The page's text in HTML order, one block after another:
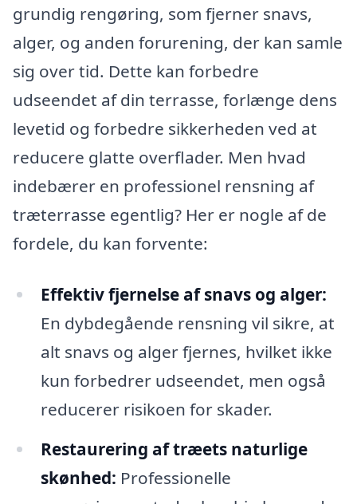
grundig rengøring, som fjerner snavs,
alger, og anden forurening, der kan samle
sig over tid. Dette kan forbedre
udseendet af din terrasse, forlænge dens
levetid og forbedre sikkerheden ved at
reducere glatte overflader. Men hvad
indebærer en professionel rensning af
træterrasse egentlig? Her er nogle af de
fordele, du kan forvente:
Effektiv fjernelse af snavs og alger:
En dybdegående rensning vil sikre, at
alt snavs og alger fjernes, hvilket ikke
kun forbedrer udseendet, men også
reducerer risikoen for skader.
Restaurering af træets naturlige
skønhed: Professionelle